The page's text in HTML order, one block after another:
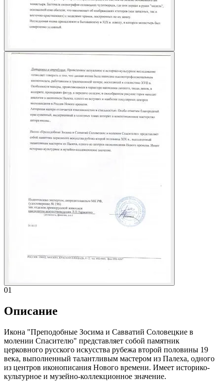
01
Описание
Икона "Преподобные Зосима и Савватий Соловецкие в
молении Спасителю" представляет собой памятник
церковного русского искусства рубежа второй половины 19
века, выполненный талантливым мастером из Палеха, одного
из центров иконописания Нового времени. Имеет историко-
культурное и музейно-коллекционное значение.